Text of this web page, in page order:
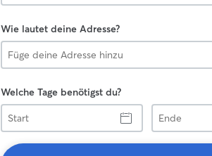
Wie lautet deine Adresse?
Welche Tage benötigst du?
Start
Ende